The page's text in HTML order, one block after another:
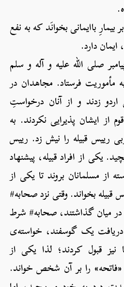
بیمارِ باایمانی بخوانَد که به نفع
دارد.
صلی الله علیه و آله و سلم
مأموریت فرستاد. مجاهدان در
اردو زدند و از آنان درخواستِ
از ایشان پذیرایی نکردند. به
رییس قبیله را نیش زد. رییس
یکی از افراد قبیله، پیشنهاد
از مسلمانان بروند تا یکی از
قبیله بخواند. وقتی نزد صحابه#
در میان گذاشتند، صحابه# شرط
دریافت یک گوسفند، خواسته‌ی
نیز قبول کردند؛ لذا یکی از
را بر آن شخص خواند.